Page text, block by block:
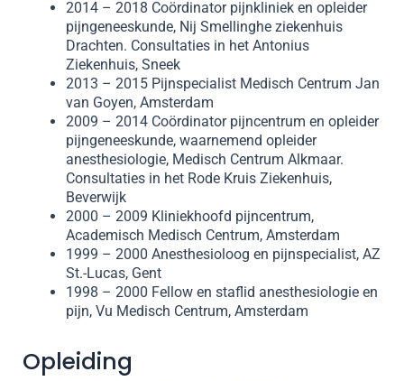
2014 – 2018 Coördinator pijnkliniek en opleider
pijngeneeskunde, Nij Smellinghe ziekenhuis
Drachten. Consultaties in het Antonius
Ziekenhuis, Sneek
2013 – 2015 Pijnspecialist Medisch Centrum Jan
van Goyen, Amsterdam
2009 – 2014 Coördinator pijncentrum en opleider
pijngeneeskunde, waarnemend opleider
anesthesiologie, Medisch Centrum Alkmaar.
Consultaties in het Rode Kruis Ziekenhuis,
Beverwijk
2000 – 2009 Kliniekhoofd pijncentrum,
Academisch Medisch Centrum, Amsterdam
1999 – 2000 Anesthesioloog en pijnspecialist, AZ
St.-Lucas, Gent
1998 – 2000 Fellow en staflid anesthesiologie en
pijn, Vu Medisch Centrum, Amsterdam
Opleiding